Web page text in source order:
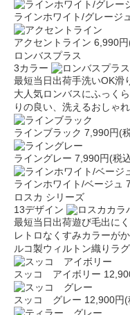
ラインホワイト/グレージュ
アクセントライン 6,990円
ロンバスプラス
3カラー
最短当日出荷手洗いOK滑
大人気ロンバスにふっく
りの良い、洗えるおしゃ
ラインブラック 7,990円(
ライングレー 7,990円(税
ラインホワイト/ベージュ
ロスカ シリーズ
13デザイン
最短当日出荷遊び毛出に
レトロなくすみカラーが
ルコ製ウィルトン織りラグ
スッコ アイボリー
スッコ グレー 12,900円(